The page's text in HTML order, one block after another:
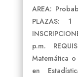
AREA:
PLAZAS: 1
p.m.
Matemática
en